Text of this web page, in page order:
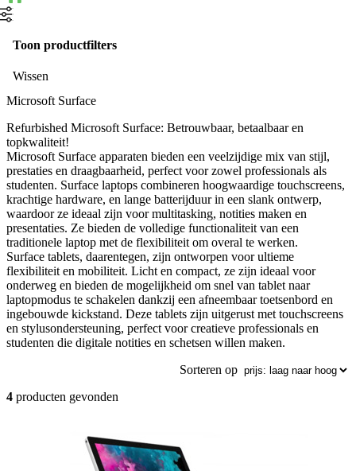
Toon productfilters
Wissen
Microsoft Surface
Refurbished Microsoft Surface: Betrouwbaar, betaalbaar en
topkwaliteit!
Microsoft Surface apparaten bieden een veelzijdige mix van stijl,
prestaties en draagbaarheid, perfect voor zowel professionals als
studenten. Surface laptops combineren hoogwaardige touchscreens,
krachtige hardware, en lange batterijduur in een slank ontwerp,
waardoor ze ideaal zijn voor multitasking, notities maken en
presentaties. Ze bieden de volledige functionaliteit van een
traditionele laptop met de flexibiliteit om overal te werken.
Surface tablets, daarentegen, zijn ontworpen voor ultieme
flexibiliteit en mobiliteit. Licht en compact, ze zijn ideaal voor
onderweg en bieden de mogelijkheid om snel van tablet naar
laptopmodus te schakelen dankzij een afneembaar toetsenbord en
ingebouwde kickstand. Deze tablets zijn uitgerust met touchscreens
en stylusondersteuning, perfect voor creatieve professionals en
studenten die digitale notities en schetsen willen maken.
Sorteren op
4 producten gevonden